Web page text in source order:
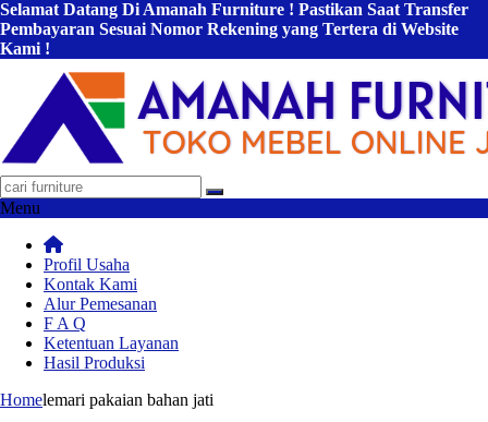
Selamat Datang Di Amanah Furniture ! Pastikan Saat Transfer
Pembayaran Sesuai Nomor Rekening yang Tertera di Website
Kami !
Menu
Profil Usaha
Kontak Kami
Alur Pemesanan
F A Q
Ketentuan Layanan
Hasil Produksi
Homelemari pakaian bahan jati